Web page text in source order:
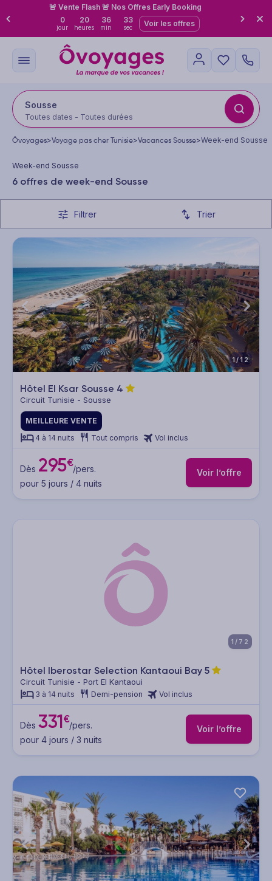
🚨 Vente Flash 🚨 Nos Offres Early Booking
0
jour
20
heures
36
min
32
sec Voir les offres
Sousse
Toutes dates - Toutes durées
Ôvoyages>Voyage pas cher Tunisie>Vacances Sousse>Week-end Sousse
Week-end Sousse
6 offres de week-end Sousse
Filtrer Trier
1/12
Hôtel El Ksar Sousse 4
Circuit Tunisie - Sousse
MEILLEURE VENTE
4 à 14 nuits
Tout compris Vol inclus
Dès 295€/pers.
pour 5 jours / 4 nuits
Voir l’offre
1/72
Hôtel Iberostar Selection Kantaoui Bay 5
Circuit Tunisie - Port El Kantaoui
3 à 14 nuits Demi-pension Vol inclus
Dès 331€/pers.
pour 4 jours / 3 nuits
Voir l’offre